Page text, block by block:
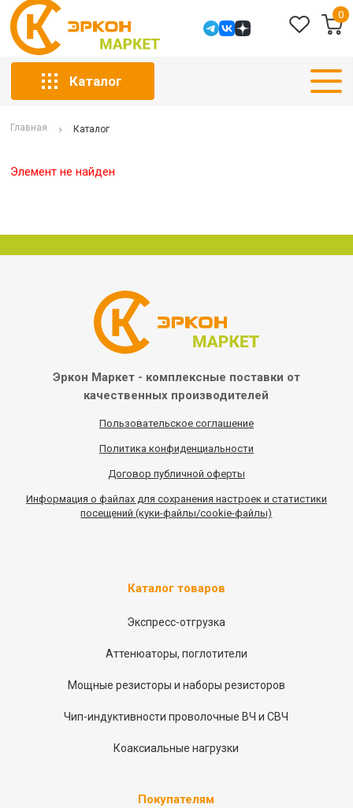
0
Каталог
Главная Каталог
Элемент не найден
Эркон Маркет - комплексные поставки от
качественных производителей
Пользовательское соглашение
Политика конфиденциальности
Договор публичной оферты
Информация о файлах для сохранения настроек и статистики
посещений (куки-файлы/cookie-файлы)
Каталог товаров
Экспресс-отгрузка
Аттенюаторы, поглотители
Мощные резисторы и наборы резисторов
Чип-индуктивности проволочные ВЧ и СВЧ
Коаксиальные нагрузки
Покупателям